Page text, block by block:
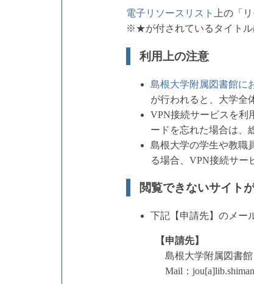
電子リソースリスト
上の「
※★が付されているタイトル
利用上の注意
島根大学附属図書館に
が行われると、大学全
VPN接続サービスを利
ードを忘れた場合は、
島根大学の学生や教職
る場合、VPN接続サー
閲覧できないサイト
下記【申請先】のメー
【申請先】
島根大学附属図書
Mail：